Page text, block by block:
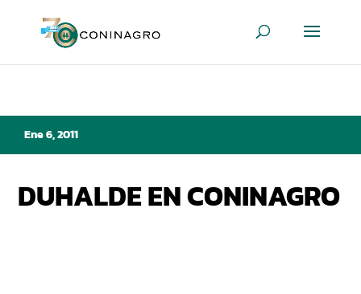
Ene 6, 2011
DUHALDE EN CONINAGRO